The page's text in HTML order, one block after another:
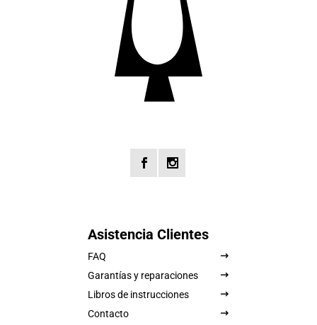
Asistencia Clientes
FAQ
Garantías y reparaciones
Libros de instrucciones
Contacto